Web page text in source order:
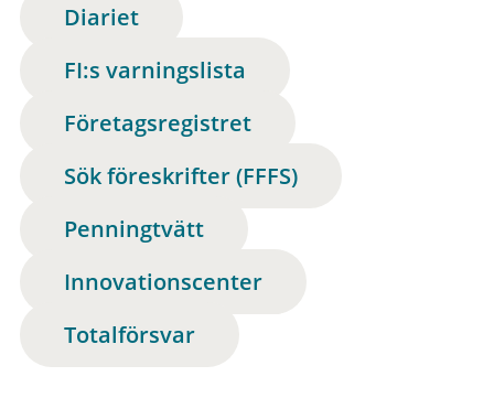
Diariet
FI:s varningslista
Företagsregistret
Sök föreskrifter (FFFS)
Penningtvätt
Innovationscenter
Totalförsvar